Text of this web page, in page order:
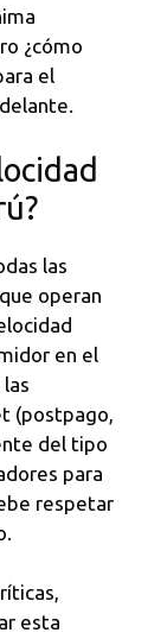
¿cómo
el
las
operan
en el
(postpago,
del tipo
para
respetar
esta